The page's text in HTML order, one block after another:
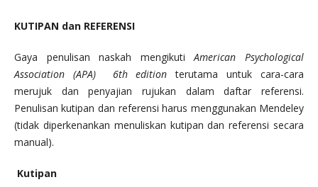
KUTIPAN dan REFERENSI
Gaya penulisan naskah mengikutiAmerican Psychological
Association (APA)
6th edition terutama untuk cara-cara
merujuk dan penyajian rujukan dalam daftar referensi.
Penulisan kutipan dan referensi harus menggunakan Mendeley
(tidak diperkenankan menuliskan kutipan dan referensi secara
manual).
Kutipan